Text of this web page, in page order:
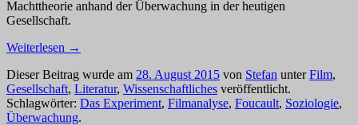
Machttheorie anhand der Überwachung in der heutigen
Gesellschaft.
Weiterlesen →
Dieser Beitrag wurde am 28. August 2015 von Stefan unterFilm,
Gesellschaft, Literatur, Wissenschaftliches veröffentlicht.
Schlagwörter: Das Experiment, Filmanalyse, Foucault, Soziologie,
Überwachung.